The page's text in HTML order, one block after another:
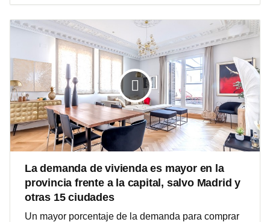
La demanda de vivienda es mayor en la
provincia frente a la capital, salvo Madrid y
otras 15 ciudades
Un mayor porcentaje de la demanda para comprar